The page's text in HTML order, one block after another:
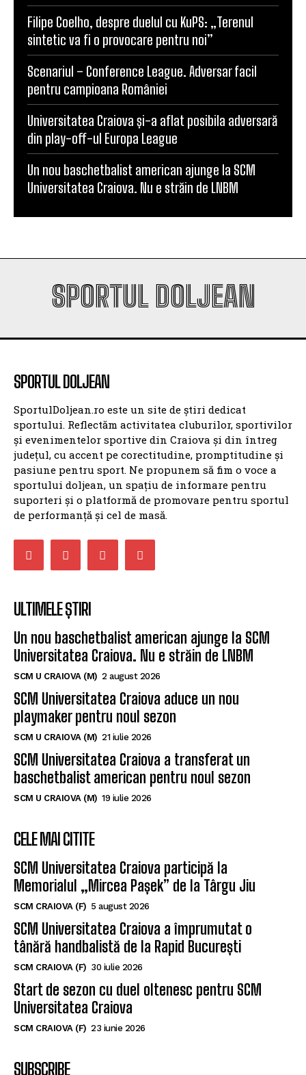
Filipe Coelho, despre duelul cu KuPS: „Terenul
sintetic va fi o provocare pentru noi”
Scenariul – Conference League. Adversar facil
pentru campioana României
Universitatea Craiova și-a aflat posibila adversară
din play-off-ul Europa League
Un nou baschetbalist american ajunge la SCM
Universitatea Craiova. Nu e străin de LNBM
SPORTUL DOLJEAN
SPORTUL DOLJEAN
SportulDoljean.ro este un site de știri dedicat
sportului. Reflectăm activitatea cluburilor, sportivilor
și evenimentelor sportive din Craiova și din întreg
județul, cu accent pe corectitudine, promptitudine și
pasiune pentru sport. Ne propunem să fim o voce a
sportului doljean, un spațiu de informare pentru
suporteri și o platformă de promovare pentru sportul
de performanță și cel de masă.
ULTIMELE ȘTIRI
Un nou baschetbalist american ajunge la SCM
Universitatea Craiova. Nu e străin de LNBM
SCM U CRAIOVA (M) 2 august 2026
SCM Universitatea Craiova aduce un nou
playmaker pentru noul sezon
SCM U CRAIOVA (M) 21 iulie 2026
SCM Universitatea Craiova a transferat un
baschetbalist american pentru noul sezon
SCM U CRAIOVA (M) 19 iulie 2026
CELE MAI CITITE
SCM Universitatea Craiova participă la
Memorialul „Mircea Pașek” de la Târgu Jiu
SCM CRAIOVA (F) 5 august 2026
SCM Universitatea Craiova a împrumutat o
tânără handbalistă de la Rapid București
SCM CRAIOVA (F) 30 iulie 2026
Start de sezon cu duel oltenesc pentru SCM
Universitatea Craiova
SCM CRAIOVA (F) 23 iunie 2026
SUBSCRIBE